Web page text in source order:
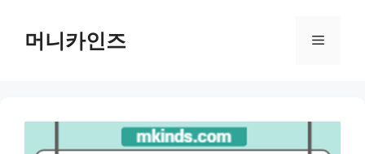
content머니카인즈 Menu